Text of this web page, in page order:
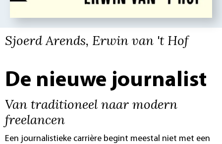
Sjoerd Arends, Erwin van 't Hof
De nieuwe journalist
Van traditioneel naar modern
freelancen
Een journalistieke carrière begint meestal niet met een